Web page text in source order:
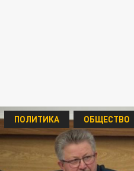
ПОЛИТИКА ОБЩЕСТВО